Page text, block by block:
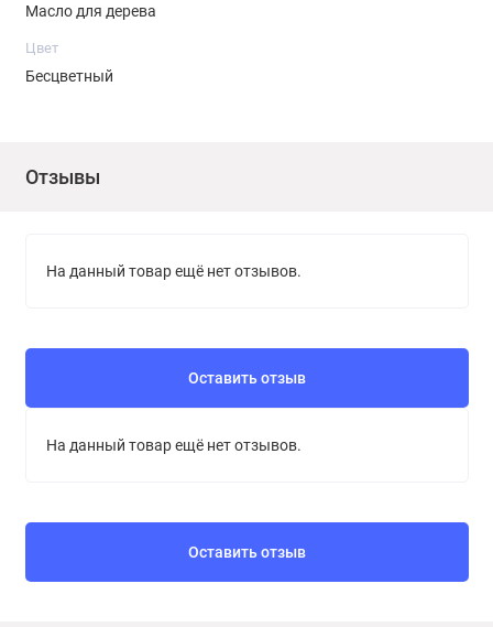
Масло для дерева
Цвет
Бесцветный
Отзывы
На данный товар ещё нет отзывов.
Оставить отзыв
На данный товар ещё нет отзывов.
Оставить отзыв